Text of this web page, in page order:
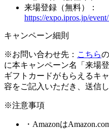
来場登録（無料）：
https://expo.ipros.jp/
キャンペーン細則
※お問い合わせ先： こちら
に本キャンペーン名
「来場
ギフトカードがもらえるキャ
容をご記入いただき、送信し
※注意事項
・Amazonは